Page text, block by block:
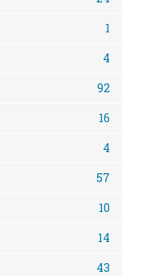
1
4
92
16
4
57
10
14
43